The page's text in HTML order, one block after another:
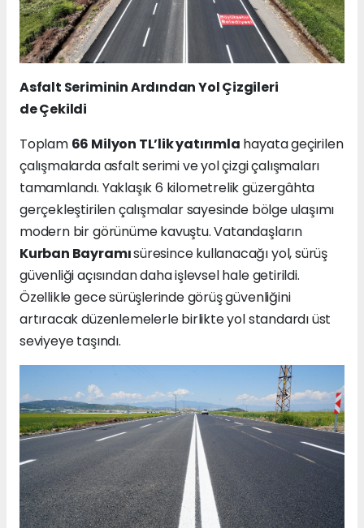
Asfalt SerimininArdından Yol Çizgileri
deÇekildi
Toplam 66 Milyon TL’lik yatırımla hayata geçirilen
çalışmalarda asfalt serimi ve yol çizgi çalışmaları
tamamlandı. Yaklaşık 6 kilometrelik güzergâhta
gerçekleştirilen çalışmalar sayesinde bölge ulaşımı
modern bir görünüme kavuştu. Vatandaşların
Kurban Bayramısüresince kullanacağı yol, sürüş
güvenliği açısından daha işlevsel hale getirildi.
Özellikle gece sürüşlerinde görüş güvenliğini
artıracak düzenlemelerle birlikte yol standardı üst
seviyeye taşındı.